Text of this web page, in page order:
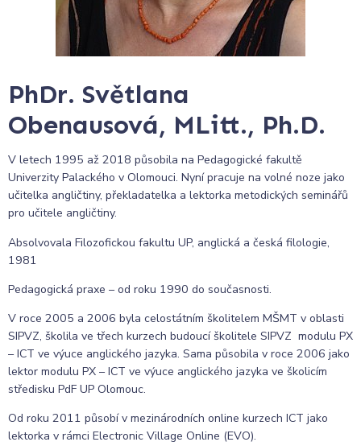
PhDr. Světlana
Obenausová, MLitt., Ph.D.
V letech 1995 až 2018 působila na Pedagogické fakultě
Univerzity Palackého v Olomouci. Nyní pracuje na volné noze jako
učitelka angličtiny, překladatelka a lektorka metodických seminářů
pro učitele angličtiny.
Absolvovala Filozofickou fakultu UP, anglická a česká filologie,
1981
Pedagogická praxe – od roku 1990 do současnosti.
V roce 2005 a 2006 byla celostátním školitelem MŠMT v oblasti
SIPVZ, školila ve třech kurzech budoucí školitele SIPVZ modulu PX
– ICT ve výuce anglického jazyka. Sama působila v roce 2006 jako
lektor modulu PX – ICT ve výuce anglického jazyka ve školicím
středisku PdF UP Olomouc.
Od roku 2011 působí v mezinárodních online kurzech ICT jako
lektorka v rámci Electronic Village Online (EVO).